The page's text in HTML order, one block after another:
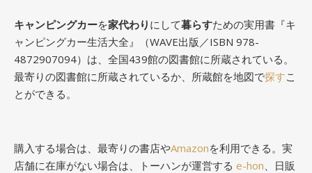
キャンピングカーを家代わり にして暮らすための実用書『キ
ャンピングカー生活大全』（WAVE出版／ISBN 978-
4872907094）は、全国439館の図書館に所蔵されている。
最寄りの図書館に所蔵されているか、所蔵館を地図で探すこ
とができる。
購入する場合は、最寄りの書店やAmazonを利用できる。実
店舗に在庫がない場合は、トーハンが運営する e-hon、日販